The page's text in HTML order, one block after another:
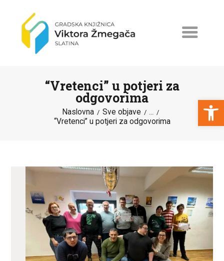
Open toolbar
“Vretenci” u potjeri za
odgovorima
Naslovna Sve objave ...
“Vretenci” u potjeri za odgovorima
NASLOVNA
PROGRAMI I PROJEKTI
KATALOG
O KNJIŽNICI
ZA KORISNIKE
ODJELI